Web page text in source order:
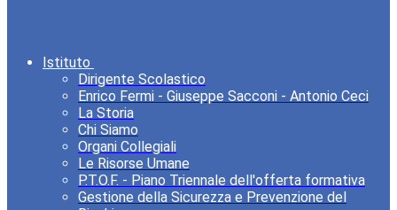
Istituto
Dirigente Scolastico
Enrico Fermi - Giuseppe Sacconi - Antonio Ceci
La Storia
Chi Siamo
Organi Collegiali
Le Risorse Umane
P.T.O.F. - Piano Triennale dell'offerta formativa
Gestione della Sicurezza e Prevenzione del